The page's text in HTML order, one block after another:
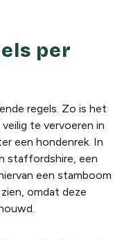
per
regels. Zo is het
te vervoeren in
een hondenrek. In
staffordshire, een
een stamboom
omdat deze